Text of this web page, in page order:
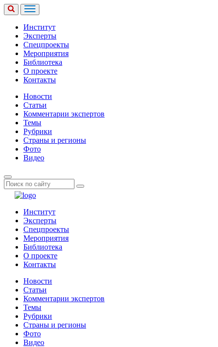
Институт
Эксперты
Спецпроекты
Мероприятия
Библиотека
О проекте
Контакты
Новости
Статьи
Комментарии экспертов
Темы
Рубрики
Страны и регионы
Фото
Видео
Институт
Эксперты
Спецпроекты
Мероприятия
Библиотека
О проекте
Контакты
Новости
Статьи
Комментарии экспертов
Темы
Рубрики
Страны и регионы
Фото
Видео